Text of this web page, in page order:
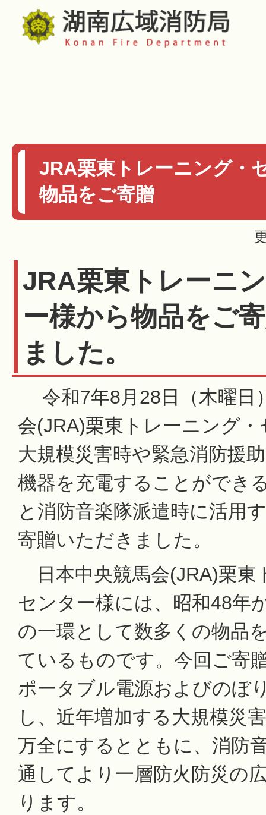
JRA栗東トレーニング・
物品をご寄贈
JRA栗東トレーニ
ー様から物品をご
ました。
令和7年8月28日（木曜日
会(JRA)栗東トレーニング
大規模災害時や緊急消防援
機器を充電することができ
と消防音楽隊派遣時に活用
寄贈いただきました。
日本中央競馬会(JRA)栗東
センター様には、昭和48年
の一環として数多くの物品
ているものです。今回ご寄
ポータブル電源およびのぼ
し、近年増加する大規模災
万全にするとともに、消防
通してより一層防火防災の
ります。